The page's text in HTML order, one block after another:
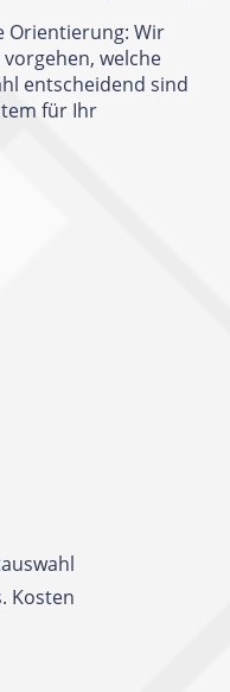
Orientierung: Wir
welche
entscheidend sind
für Ihr
Kosten